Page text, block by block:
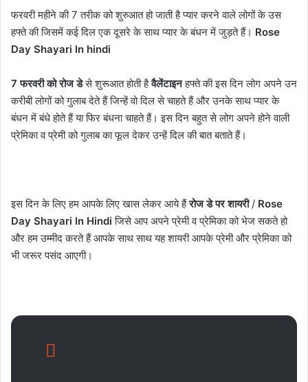
फरवरी महीने की 7 तरीक को शुरुआत हो जाती है प्यार करने वाले लोगों के उस
हफ्ते की जिसमें कई दिल एक दूसरे के साथ प्यार के बंधन में जुड़ते हैं। Rose
Day Shayari In hindi
7 फरवरी को रोज डेसे शुरूआत होती हैवैलेंटाइनहफ्ते की इस दिन लोग अपने उन
करीबी लोगों को गुलाब देते हैं जिन्हें वो दिल से चाहते हैं और उनके साथ प्यार के
बंधन में बंधे होते हैं या फिर बंधना चाहते हैं। इस दिन बहुत से लोग अपने होने वाली
प्रेमिका व प्रेमी को गुलाब का फूल देकर उन्हें दिल की बात बताते हैं।
इस दिन के लिए हम आपके लिए खास लेकर आये हैंरोज डे पर शायरी/ Rose
Day Shayari In Hindi जिसे आप अपने प्रेमी व प्रेमिका को भेज सकते हो
और हम उम्मीद करते हैं आपके साथ साथ यह शायरी आपके प्रेमी और प्रेमिका को
भी जरूर पसंद आएगी।